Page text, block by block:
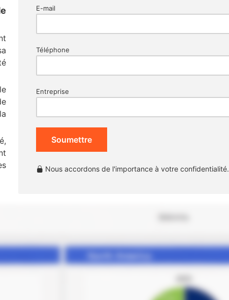
E-mail
Téléphone
Entreprise
Soumettre
Nous accordons de l'importance à votre confidentialité.